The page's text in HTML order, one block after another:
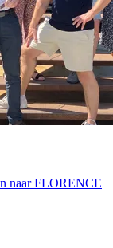
naar FLORENCE